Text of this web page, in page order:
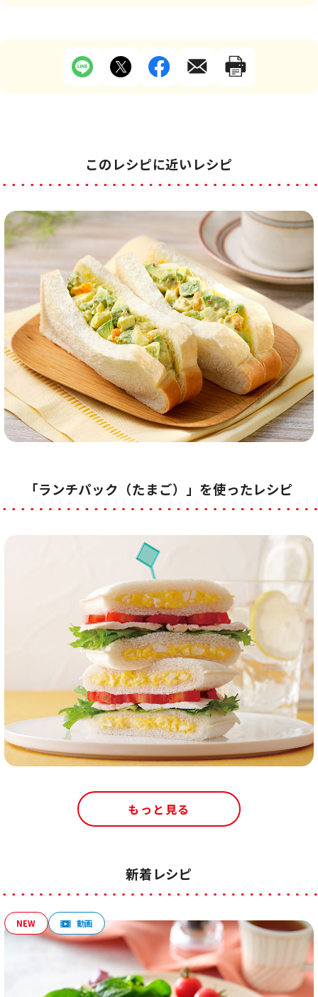
このレシピに近いレシピ
「ランチパック（たまご）」を使ったレシピ
もっと見る
新着レシピ